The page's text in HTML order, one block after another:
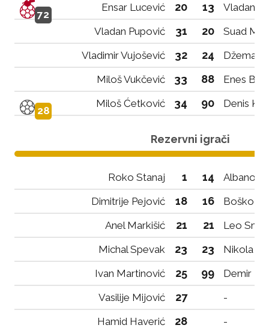
72
Ensar Lucević 20 13
Vladan
Vladan Pupović
31 20
Suad
Vladimir Vujošević
32 24
Džemal
Miloš Vukčević
33 88 Enes
28
Miloš Ćetković 34 90 Denis
Rezervni igrači
Roko Stanaj 1 14
Albano
Dimitrije Pejović
18 16
Boško
Anel Markišić
21 21
Leo
Michal Spevak
23 23
Nikola
Ivan Martinović
25 99
Demir
Vasilije Mijović
27
-
Hamid Haverić
28
-